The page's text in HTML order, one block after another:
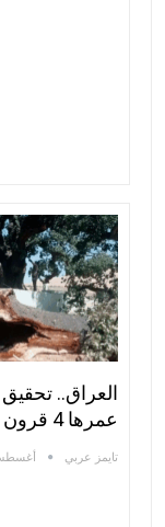
العراق..
عمرها 4 قرون
تايمز عربي أغسطس 5,